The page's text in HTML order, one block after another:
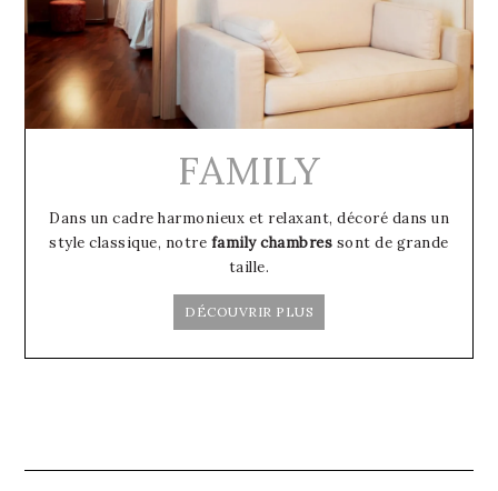
FAMILY
Dans un cadre harmonieux et relaxant, décoré dans un
style classique, notre family chambres sont de grande
taille.
DÉCOUVRIR PLUS